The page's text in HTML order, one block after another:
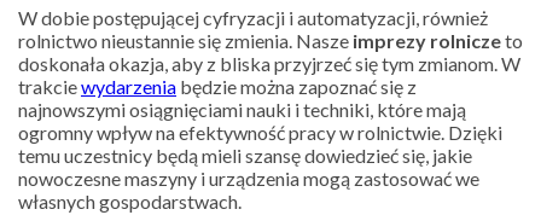
W dobie postępującej cyfryzacji i automatyzacji, również
rolnictwo nieustannie się zmienia. Nasze imprezy rolniczeto
doskonała okazja, aby z bliska przyjrzeć się tym zmianom. W
trakciewydarzenia będzie można zapoznać się z
najnowszymi osiągnięciami nauki i techniki, które mają
ogromny wpływ na efektywność pracy w rolnictwie. Dzięki
temu uczestnicy będą mieli szansę dowiedzieć się, jakie
nowoczesne maszyny i urządzenia mogą zastosować we
własnych gospodarstwach.